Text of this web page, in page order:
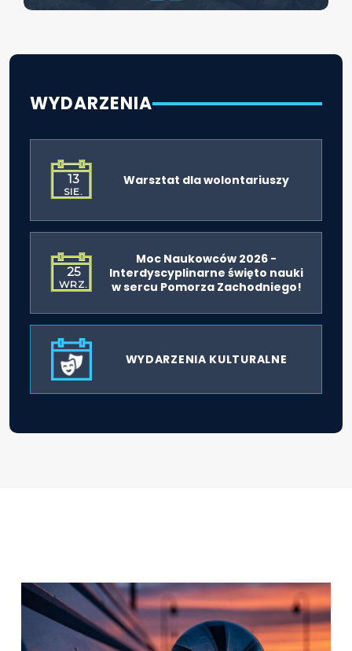
WYDARZENIA
13
SIE.
Warsztat dla wolontariuszy
25
WRZ.
Moc Naukowców 2026 -
Interdyscyplinarne święto nauki
w sercu Pomorza Zachodniego!
WYDARZENIA KULTURALNE